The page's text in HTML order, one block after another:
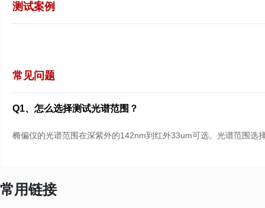
测试案例
常见问题
Q1、怎么选择测试光谱范围？
椭偏仪的光谱范围在深紫外的142nm到红外33um可选。光谱范围选
常用链接